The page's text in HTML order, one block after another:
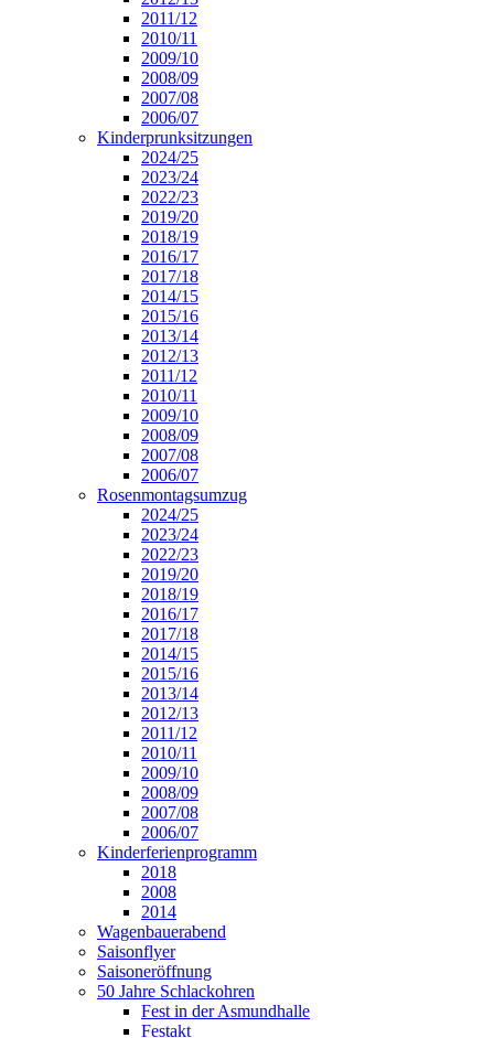
2011/12
2010/11
2009/10
2008/09
2007/08
2006/07
Kinderprunksitzungen
2024/25
2023/24
2022/23
2019/20
2018/19
2016/17
2017/18
2014/15
2015/16
2013/14
2012/13
2011/12
2010/11
2009/10
2008/09
2007/08
2006/07
Rosenmontagsumzug
2024/25
2023/24
2022/23
2019/20
2018/19
2016/17
2017/18
2014/15
2015/16
2013/14
2012/13
2011/12
2010/11
2009/10
2008/09
2007/08
2006/07
Kinderferienprogramm
2018
2008
2014
Wagenbauerabend
Saisonflyer
Saisoneröffnung
50 Jahre Schlackohren
Fest in der Asmundhalle
Festakt